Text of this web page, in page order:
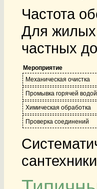
Частота
Для жилых
частных
Мероприятие
Механическая очистка
Промывка горячей водой
Химическая обработка
Проверка соединений
сантехники